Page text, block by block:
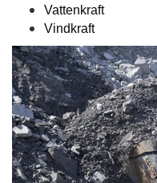
Vattenkraft
Vindkraft